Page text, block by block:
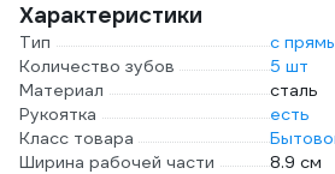
Характеристики
Тип
с
Количество зубов
5 шт
Материал
сталь
Рукоятка
есть
Класс товара
Ширина рабочей части
8.9 см